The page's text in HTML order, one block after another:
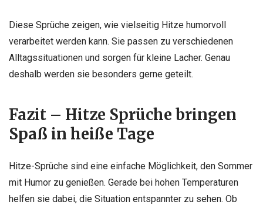
Diese Sprüche zeigen, wie vielseitig Hitze humorvoll
verarbeitet werden kann. Sie passen zu verschiedenen
Alltagssituationen und sorgen für kleine Lacher. Genau
deshalb werden sie besonders gerne geteilt.
Fazit – Hitze Sprüche bringen
Spaß in heiße Tage
Hitze-Sprüche sind eine einfache Möglichkeit, den Sommer
mit Humor zu genießen. Gerade bei hohen Temperaturen
helfen sie dabei, die Situation entspannter zu sehen. Ob